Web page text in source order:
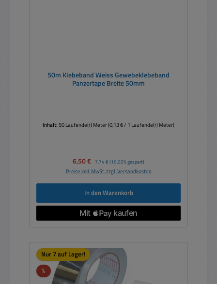
50m Klebeband Weiss Gewebeklebeband
Panzertape Breite 50mm
Inhalt: 50 Laufende(r) Meter(0,13 € / 1 Laufende(r) Meter)
Verkaufspreis:
6,50 € Regulärer Preis:
7,74 € (16.02% gespart)
Preise inkl. MwSt. zzgl. Versandkosten
In den Warenkorb
Nur 7 auf Lager!
%Rabatt